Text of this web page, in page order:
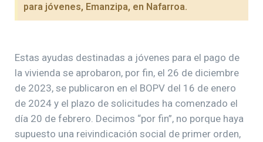
para jóvenes, Emanzipa, en Nafarroa.
Estas ayudas destinadas a jóvenes para el pago de
la vivienda se aprobaron, por fin, el 26 de diciembre
de 2023, se publicaron en el BOPV del 16 de enero
de 2024 y el plazo de solicitudes ha comenzado el
día 20 de febrero. Decimos “por fin”, no porque haya
supuesto una reivindicación social de primer orden,